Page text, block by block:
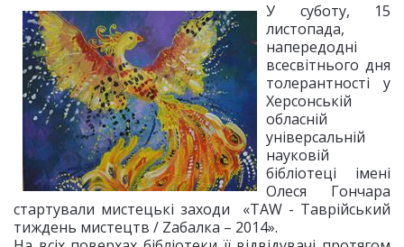
У суботу, 15
листопада,
напередодні
всесвітнього дня
толерантності у
Херсонській
обласній
універсальній
науковій
бібліотеці імені
Олеся Гончара
стартували мистецькі заходи «TAW - Таврійський
тиждень мистецтв / Zабалка – 2014».